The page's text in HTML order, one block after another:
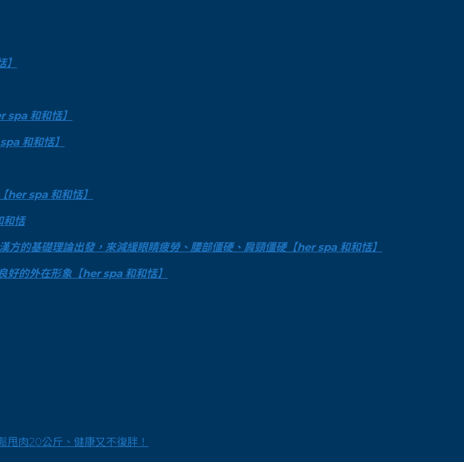
spa 和和恬】
和和恬】
her spa 和和恬】
和恬
的基礎理論出發，來減緩眼睛疲勞、腰部僵硬、肩頸僵硬【her spa 和和恬】
好的外在形象【her spa 和和恬】
肉20公斤、健康又不復胖！